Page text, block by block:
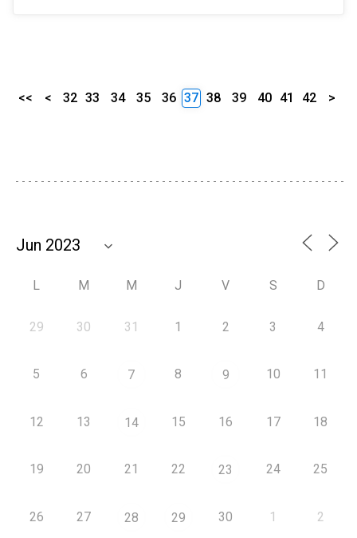
<< < 32 33 34 35 36 37 38 39 40 41 42 >
L M M J V S D
29 30 31 1 2 3 4
5 6 7 8 9 10 11
12 13 14 15 16 17 18
19 20 21 22 23 24 25
26 27 28 29 30 1 2